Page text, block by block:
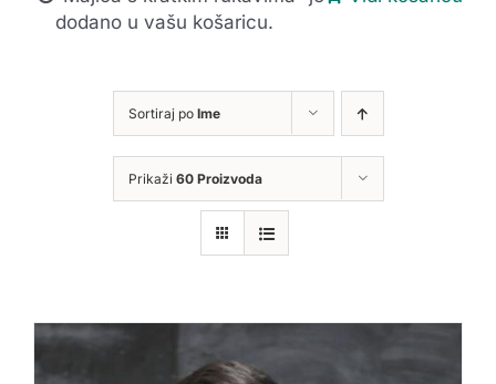
dodano u vašu košaricu.
Sortiraj po Ime
Prikaži 60 Proizvoda